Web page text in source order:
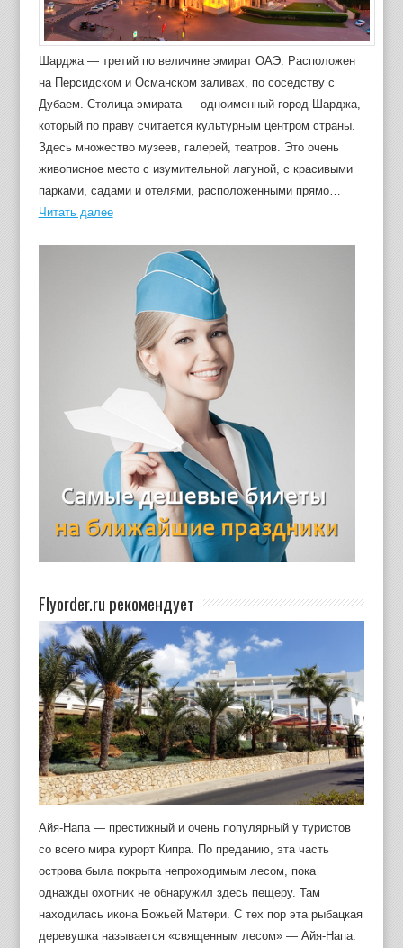
Шарджа — третий по величине эмират ОАЭ. Расположен
на Персидском и Османском заливах, по соседству с
Дубаем. Столица эмирата — одноименный город Шарджа,
который по праву считается культурным центром страны.
Здесь множество музеев, галерей, театров. Это очень
живописное место с изумительной лагуной, с красивыми
парками, садами и отелями, расположенными прямо…
Читать далее
Flyorder.ru рекомендует
Айя-Напа — престижный и очень популярный у туристов
со всего мира курорт Кипра. По преданию, эта часть
острова была покрыта непроходимым лесом, пока
однажды охотник не обнаружил здесь пещеру. Там
находилась икона Божьей Матери. С тех пор эта рыбацкая
деревушка называется «священным лесом» — Айя-Напа.